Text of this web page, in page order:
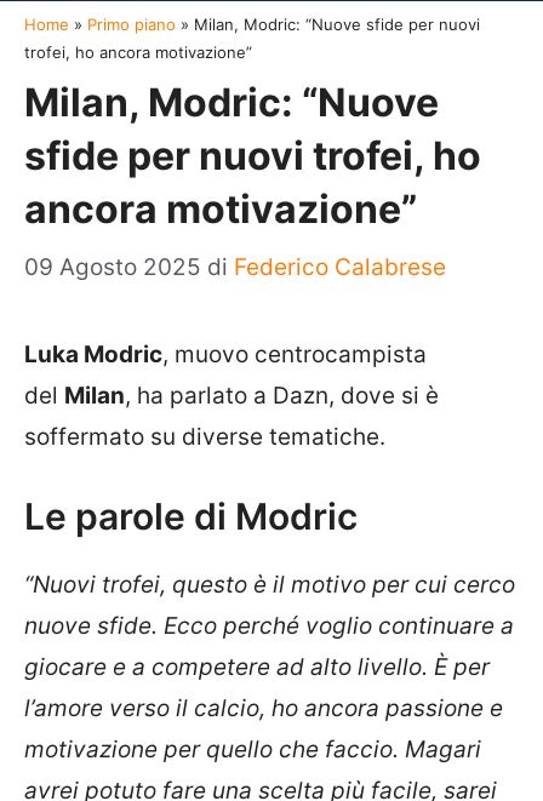
Home » Primo piano » Milan, Modric: “Nuove sfide per nuovi
trofei, ho ancora motivazione”
Milan, Modric: “Nuove
sfide per nuovi trofei, ho
ancora motivazione”
09 Agosto 2025 di Federico Calabrese
Luka Modric, muovo centrocampista
del Milan, ha parlato a Dazn, dove si è
soffermato su diverse tematiche.
Le parole di Modric
“Nuovi trofei, questo è il motivo per cui cerco
nuove sfide. Ecco perché voglio continuare a
giocare e a competere ad alto livello. È per
l’amore verso il calcio, ho ancora passione e
motivazione per quello che faccio. Magari
avrei potuto fare una scelta più facile, sarei